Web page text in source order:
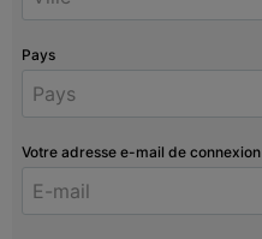
Pays
Votre adresse e-mail de connexion